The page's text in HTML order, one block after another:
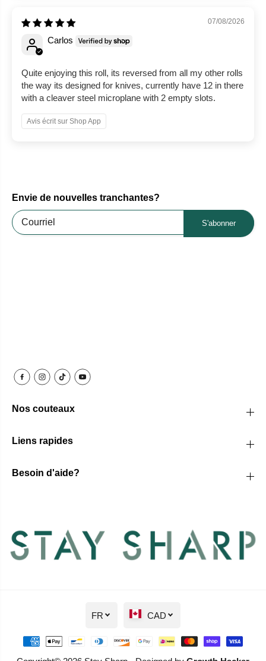
07/08/2026
Carlos
Quite enjoying this roll, its reversed from all my other rolls
the way its designed for knives, currently have 12 in there
with a cleaver steel microplane with 2 empty slots.
Avis écrit sur Shop App
Envie de nouvelles tranchantes?
S'abonner
Nos couteaux
Liens rapides
Besoin d'aide?
FR CAD